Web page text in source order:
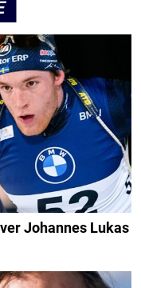
Johannes Lukas